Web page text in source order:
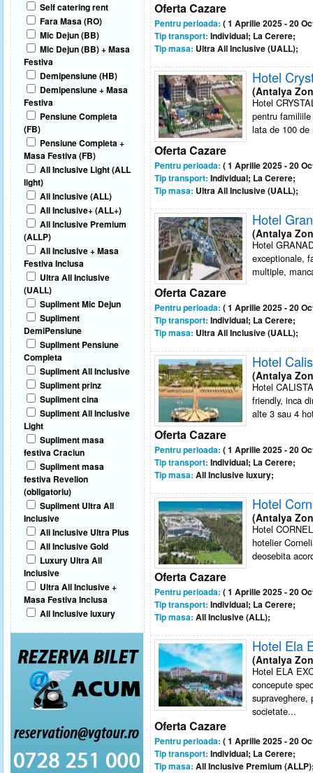
Self catering rent
Fara Masa (RO)
Mic Dejun (BB)
Mic Dejun (BB) + Masa
Festiva
Demipensiune (HB)
Demipensiune + Masa
Festiva
Pensiune Completa
(FB)
Pensiune Completa +
Masa Festiva (FB)
All Inclusive Light (ALL
light)
All Inclusive (ALL)
All Inclusive+ (ALL+)
All Inclusive Premium
(ALLP)
All Inclusive + Masa
Festiva Inclusa
Ultra All Inclusive
(UALL)
Supliment Mic Dejun
Supliment
DemiPensiune
Supliment Pensiune
Completa
Supliment All Inclusive
Supliment prinz
Supliment cina
Supliment All Inclusive
Light
Supliment masa
festiva Craciun
Supliment masa
festiva Revelion
(obligatoriu)
Supliment Ultra All
Inclusive
All Inclusive Ultra Plus
All Inclusive Gold
Luxury Ultra All
Inclusive
Ultra All Inclusive +
Masa Festiva Inclusa
All Inclusive luxury
Oferta Cazare
Pentru perioada: ( 1 Aprilie 2025 - 20
Tip transport: Individual; La Cerere;
Tip masa: Ultra All Inclusive (UALL);
Hotel
(Antalya
Hotel
pentru
lata de 100
Oferta Cazare
Pentru perioada: ( 1 Aprilie 2025 - 20
Tip transport: Individual; La Cerere;
Tip masa: Ultra All Inclusive (UALL);
Hotel
(Antalya
Hotel
exceptionale,
multiple,
Oferta Cazare
Pentru perioada: ( 1 Aprilie 2025 - 20
Tip transport: Individual; La Cerere;
Tip masa: Ultra All Inclusive (UALL);
Hotel
(Antalya
Hotel
friendly, inca
alte 3 sau 4
Oferta Cazare
Pentru perioada: ( 1 Aprilie 2025 - 20
Tip transport: Individual; La Cerere;
Tip masa: All Inclusive luxury;
Hotel
(Antalya
Hotel
hotelier
deosebita
Oferta Cazare
Pentru perioada: ( 1 Aprilie 2025 - 20
Tip transport: Individual; La Cerere;
Tip masa: All Inclusive (ALL);
Hotel Ela
(Antalya
Hotel ELA
concepute
supraveghere,
societate...
Oferta Cazare
Pentru perioada: ( 1 Aprilie 2025 - 20
Tip transport: Individual; La Cerere;
Tip masa: All Inclusive Premium